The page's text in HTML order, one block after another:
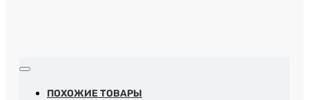
ПОХОЖИЕ ТОВАРЫ